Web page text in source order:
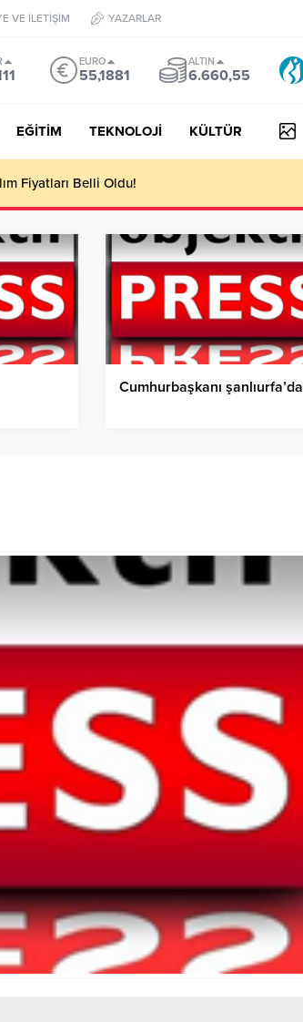
VE İLETİŞİM YAZARLAR
EURO
55,1881
ALTIN
6.660,55
EĞİTİM TEKNOLOJİ KÜLTÜR
Fiyatları Belli Oldu!
Cumhurbaşkanı şanlıurfa’da